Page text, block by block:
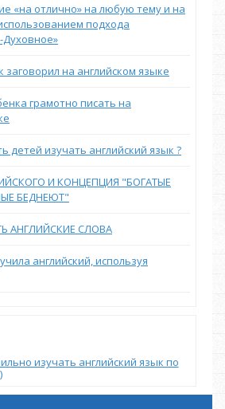
«на отлично» на любую тему и на
подхода
на английском языке
грамотно писать на
детей изучать английский язык ?
И КОНЦЕПЦИЯ "БОГАТЫЕ
БЕДНЕЮТ"
АНГЛИЙСКИЕ СЛОВА
английский, используя
изучать английский язык по